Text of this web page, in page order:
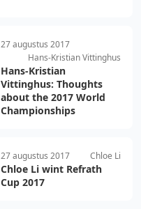
27 augustus 2017
Hans-Kristian Vittinghus
Hans-Kristian
Vittinghus: Thoughts
about the 2017 World
Championships
27 augustus 2017 Chloe Li
Chloe Li wint Refrath
Cup 2017